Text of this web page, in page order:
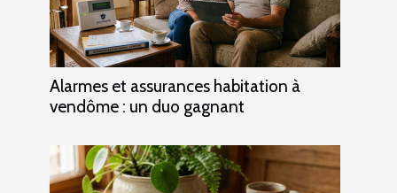
Alarmes et assurances habitation à
vendôme : un duo gagnant